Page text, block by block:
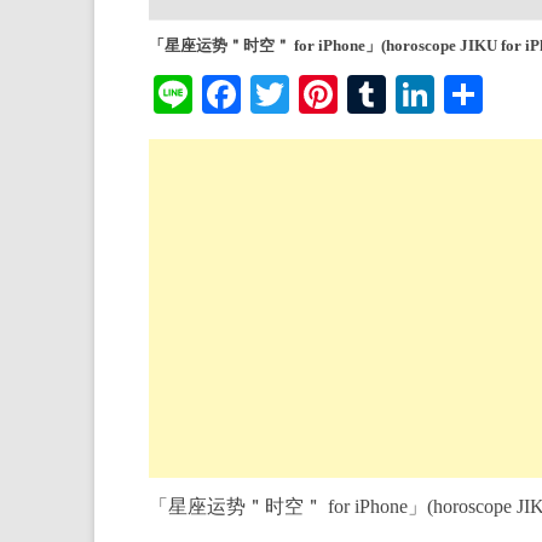
「星座运势＂时空＂ for iPhone」(horoscope JIKU for
Li
ne
Fa
ce
T
wi
Pi
nt
T
u
Li
nk 有
「星座运势＂时空＂ for iPhone」(horoscope